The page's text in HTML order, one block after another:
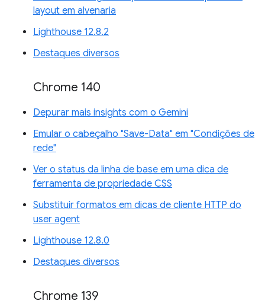
layout em alvenaria
Lighthouse 12.8.2
Destaques diversos
Chrome 140
Depurar mais insights com o Gemini
Emular o cabeçalho "Save-Data" em "Condições de
rede"
Ver o status da linha de base em uma dica de
ferramenta de propriedade CSS
Substituir formatos em dicas de cliente HTTP do
user agent
Lighthouse 12.8.0
Destaques diversos
Chrome 139